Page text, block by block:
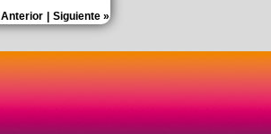
Anterior Siguiente»